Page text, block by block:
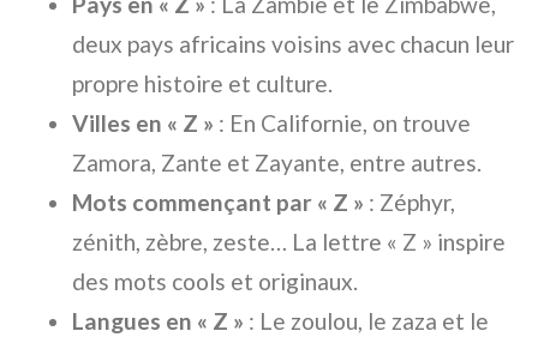
deux pays africains voisins avec chacun leur
propre histoire et culture.
Villes en « Z » : En Californie, on trouve
Zamora, Zante et Zayante, entre autres.
Mots commençant par « Z » : Zéphyr,
zénith, zèbre, zeste… La lettre « Z » inspire
des mots cools et originaux.
Langues en « Z » : Le zoulou, le zaza et le